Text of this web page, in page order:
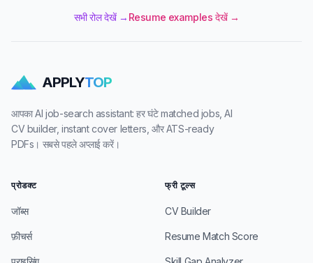
सभी रोल देखें → Resume examples देखें →
APPLYTOP
आपका AI job-search assistant: हर घंटे matched jobs, AI
CV builder, instant cover letters, और ATS-ready
PDFs। सबसे पहले अप्लाई करें।
प्रोडक्ट
जॉब्स
फ़ीचर्स
फ्री टूल्स
CV Builder
Resume Match Score